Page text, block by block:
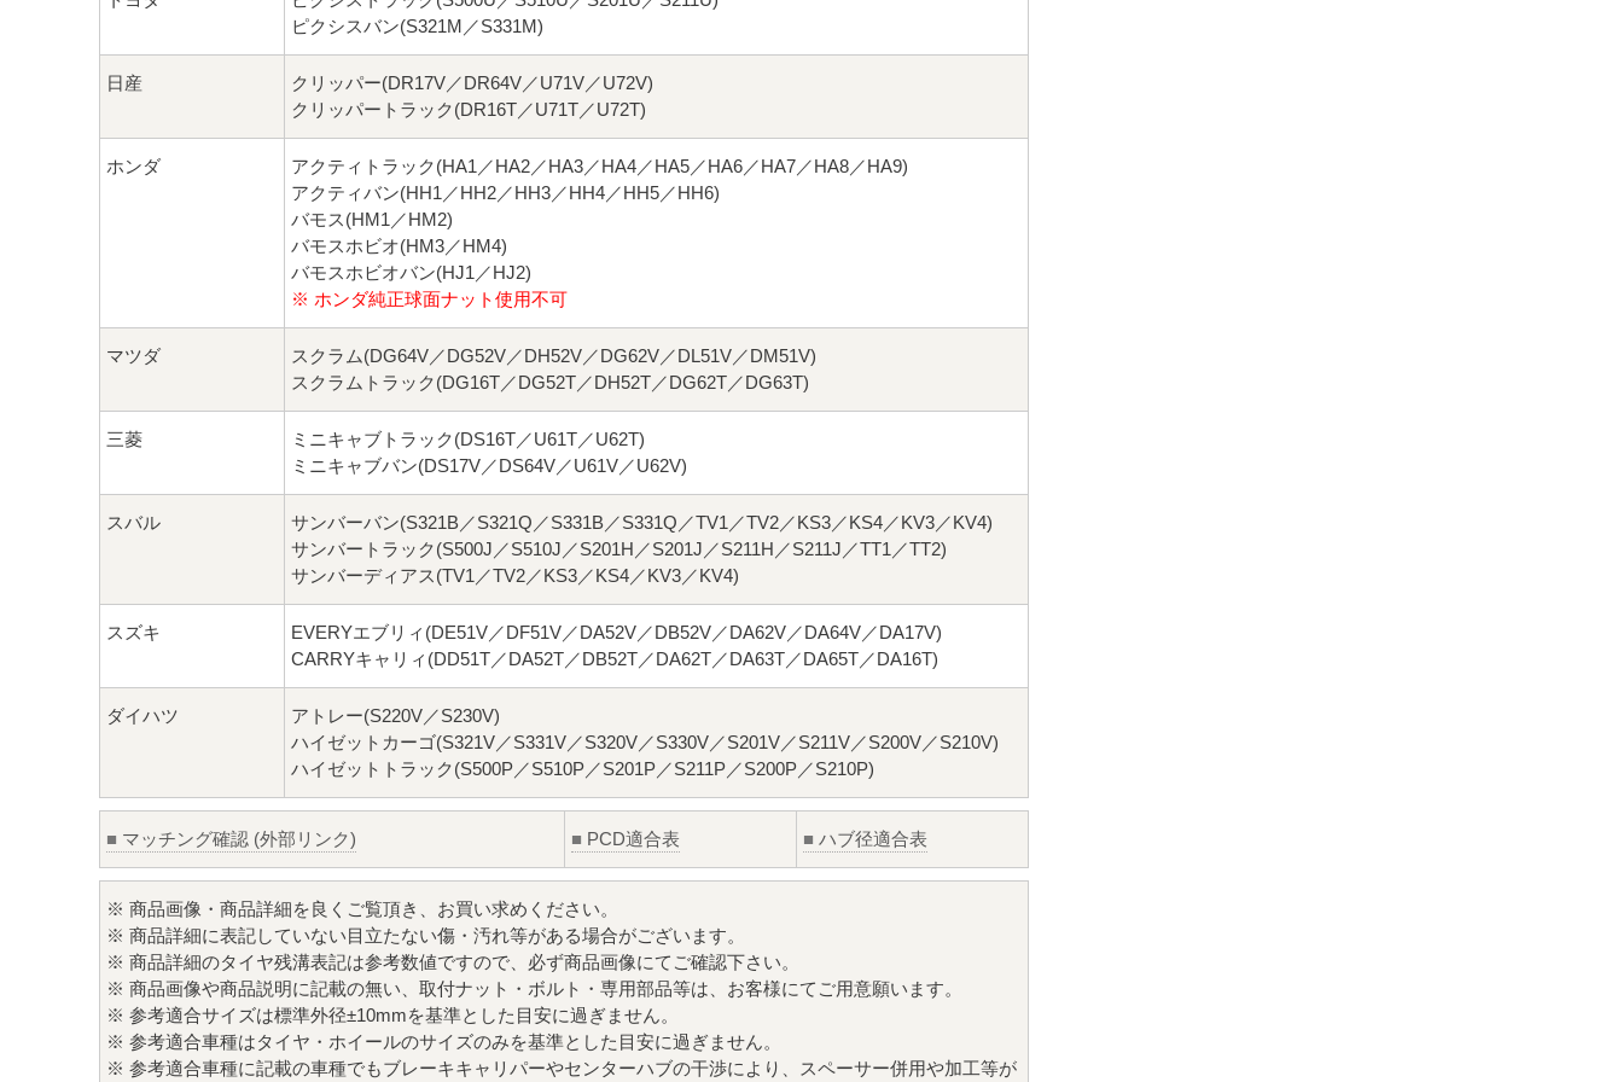
ピクシスバン(S321M／S331M)
日産
クリッパー(DR17V／DR64V／U71V／U72V)
クリッパートラック(DR16T／U71T／U72T)
ホンダ
アクティトラック(HA1／HA2／HA3／HA4／HA5／HA6／HA7／HA8／HA9)
アクティバン(HH1／HH2／HH3／HH4／HH5／HH6)
バモス(HM1／HM2)
バモスホビオ(HM3／HM4)
バモスホビオバン(HJ1／HJ2)
※ ホンダ純正球面ナット使用不可
マツダ
スクラム(DG64V／DG52V／DH52V／DG62V／DL51V／DM51V)
スクラムトラック(DG16T／DG52T／DH52T／DG62T／DG63T)
三菱
ミニキャブトラック(DS16T／U61T／U62T)
ミニキャブバン(DS17V／DS64V／U61V／U62V)
スバル
サンバーバン(S321B／S321Q／S331B／S331Q／TV1／TV2／KS3／KS4／KV3／KV4)
サンバートラック(S500J／S510J／S201H／S201J／S211H／S211J／TT1／TT2)
サンバーディアス(TV1／TV2／KS3／KS4／KV3／KV4)
スズキ
EVERYエブリィ(DE51V／DF51V／DA52V／DB52V／DA62V／DA64V／DA17V)
CARRYキャリィ(DD51T／DA52T／DB52T／DA62T／DA63T／DA65T／DA16T)
ダイハツ
アトレー(S220V／S230V)
ハイゼットカーゴ(S321V／S331V／S320V／S330V／S201V／S211V／S200V／S210V)
ハイゼットトラック(S500P／S510P／S201P／S211P／S200P／S210P)
■ マッチング確認 (外部リンク) ■ PCD適合表 ■ ハブ径適合表
※ 商品画像・商品詳細を良くご覧頂き、お買い求めください。
※ 商品詳細に表記していない目立たない傷・汚れ等がある場合がございます。
※ 商品詳細のタイヤ残溝表記は参考数値ですので、必ず商品画像にてご確認下さい。
※ 商品画像や商品説明に記載の無い、取付ナット・ボルト・専用部品等は、お客様にてご用意願います。
※ 参考適合サイズは標準外径±10mmを基準とした目安に過ぎません。
※ 参考適合車種はタイヤ・ホイールのサイズのみを基準とした目安に過ぎません。
※ 参考適合車種に記載の車種でもブレーキキャリパーやセンターハブの干渉により、スペーサー併用や加工等が